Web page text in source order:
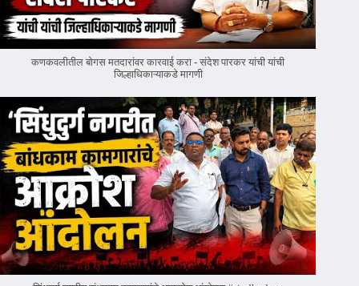
कणकवलीतील बोगस मतदारांवर‌ कारवाई करा - संदेश पारकर यांची यांची
जिल्हाधिकाऱ्याकडे मागणी